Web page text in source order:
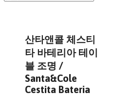
산타앤콜 체스티
타 바테리아 테이
블 조명 /
Santa&Cole
Cestita Bateria